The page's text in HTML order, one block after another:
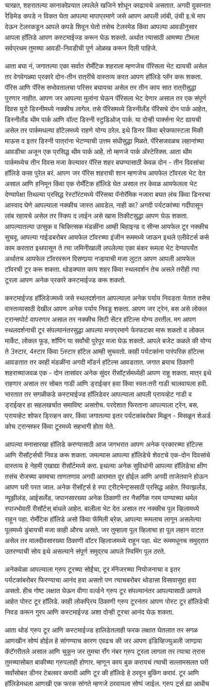
चाखत, शहरातल्या कानाकोपर्‍यात लपलेले खजिने शोधून काढायचे असतात. अगदी दुकानात
रेेडिमेड कपडे न विकत घेता आपल्या मापाप्रमाणे जसे आपण आपली लांबी, उंची इ.चे माप
देऊन टेलरकडून आपले कपडे शिवून घेतो तसेच टेलरमेड किंवा आपल्या आवडीनुसार
आपला हॉलिडे आपण कस्टमाईज्ड करून घेऊ शकतो. अर्थात त्यासाठी आमच्या टीमला
सर्वप्रथम तुमच्या आवडी-निवडीची पूर्ण ओळख करून दिली पाहिजे.
आता बघा नं, जगातल्या एका सर्वात रोमँटिक शहराला म्हणजेच पॅरिसला भेट द्यायची असेल
तर वेगवेगळ्या प्रकारे दोन-तीन रात्रींचे वास्तव्य करत आपण हॉलिडे प्लॅन करू शकता.
पॅरिस आणि पॅरिस सभोवतालचा परिसर बघायचा असेल तर तीन काय सात रात्रीसुद्धा
पुरणार नाहीत. आपण जर आपल्या मुलांना घेऊन पॅरिसला भेट देणार असाल तर एक संपूर्ण
दिवस युरो डिस्नीमध्ये नक्कीच लागेल. तसे पॅरिसमध्ये डिस्नीलँड पॅरिसचे दोन पार्क आहेत,
डिस्नीलँड थीम पार्क आणि वॉल्ट डिस्नी स्टुडिओज् पार्क. या दोन्ही पार्क्सना भेट द्यायची
असेल तर पार्कमधल्या हॉटेलमध्ये राहणे योग्य ठरेल. इथे डिनर किंवा ब्रेकफास्टला मिकी
माऊस व इतर डिस्नी पात्रांना भेटण्याची उत्तम संधीसुद्धा मिळते. पॅरिसजवळच लहानांच्या
आवडीचा अजून एक प्रसिद्ध थीम पार्क आहेे, तो म्हणजे पार्क अ‍ॅस्टेरिक्स. आता थीम
पार्कमध्येच तीन दिवस मजा केल्यावर पॅरिस शहर बघण्यासाठी केवळ दोन - तीन दिवसांचा
हॉलिडे कसा पुरेल बरं. आपण जर पॅरिस शहराची शान म्हणजेच आयफेल टॉवरला भेट देत
असाल आणि हनिमून किंवा एक रोमँटिक हॉलिडे घेत असाल तर केवळ आयफेलला भेट
देण्यापेक्षा तिथल्या प्रसिद्ध रेस्टॉरंटमध्ये पॅरिसचा पॅनोरॅमिक नजारा बघत लंच किंवा डिनरचा
आस्वाद घेणे आपल्याला नक्कीच जास्त आवडेल, नाही का? अगदी पर्यटकांच्या गर्दीपासून
लांब रहायचे असेल तर स्किप द लाईन असे खास तिकीटसुद्धा आपण घेऊ शकता.
आपल्यातल्या उत्सुक व चिकित्सक मंडळींना आम्ही बिहाइन्ड द सीन्स आयफेल टूर नक्कीच
सुचवू. आपल्या गाईडबरोबर आयफेल टॉवरच्या इंजीन रूममध्ये जाऊन इथले एलीवेटर्स कसे
काम करतात इथपासून ते त्या जमिनीखाली लपलेल्या एका बंकर रूमला भेट देण्यापर्यंत
अर्थातच आयफेल टॉवरवरून दिसणार्‍या नजार्‍याची मजा लुटत आपण आपली आयफेल
टॉवरची टूर करू शकता. थोडक्यात काय शहर किंवा स्थलदर्शन तेच असले तरीही त्या
टूरला आपण अनेक प्रकारे कस्टमाईज्ड करू शकतो.
कस्टमाईज्ड हॉलिडेज्मध्ये जसे स्थलदर्शनात आपल्याला अनेक पर्याय निवडता येतात तसेच
वास्तव्यासाठी देखील आपण अनेक पर्याय निवडू शकता. आपण जर ट्रेन, बस असे लोकल
ट्रान्सपोर्ट वापरणार असाल तर नक्कीच सिटी सेंटर हॉटेल्स योग्य ठरतील. मग आपण
स्थलदर्शनाची टूर संपल्यानंतरसुद्धा आपल्या मनाप्रमाणे फेरफटका मारू शकतो व लोकल
मार्केट, लोकल फूड, शॉपिंग या सर्वांची पुरेपूर मजा घेऊ शकतो. आपले बजेट कळले की योग्य
ते 3स्टार, 4स्टार किंवा 5स्टार हॉटेल आम्ही सुचवतो. काही पर्यटकांना पारंपरिक हॉटेल्स
आवडतात तर काही मंडळींना अगदी मॉडर्न हॉटेल्स आवडतात. जगात बर्‍याच ठिकाणी
शहराच्याजवळ एक - दोन तासांवर अनेक सुंदर रीसॉर्ट्समध्येही आपण राहू शकता. मात्र इथे
राहणार असाल तर सोबत गाडी आणि ड्राईव्हर हवा किंवा स्वतःतरी गाडी चालवायला हवी.
भारतात तर सगळीकडे कस्टमाईज्ड हॉलिडेवर आपल्याला आपली प्रायव्हेट गाडी व
ड्राईव्हर हा सहलखर्चात समाविष्ट असतोच. परदेशात फिरताना आपल्याला ट्रेन, बस,
प्रायव्हेट शोफर ड्रिव्हन कार, किंवा जगातल्या इतर पर्यटकांबरोबर मिळून - मिसळून शेअर्ड
कोच ट्रान्सफर किंवा टूरमध्ये सहभागी होता येते.
आपल्या मनासारखा हॉलिडे करण्यासाठी आज जगभरात आपण अनेक प्रकारच्या हॉटेल्स
आणि रीसॉर्ट्सची निवड करू शकता. जमल्यास आपल्या हॉलिडेचे शेवटचे एक-दोन दिवसांचे
वास्तव्य हे नेहमी एखाद्या रीसॉर्टमध्ये करा. इथल्या अनेक सुविधांनी आपल्या हॉलिडेचा क्षीण
तसंच रोजच्या कामाचा ताणतणाव अगदी आरामात दूर होईल आणि अगदी ताजेतवाने होऊन
आपण घरी परत जाल. अनेक रीसॉर्ट्स हे स्पा ट्रीटमेन्ट्ससाठी प्रसिद्ध आहेत. स्वित्झर्लंड,
न्यूझीलंड, आईसलँड, जपानसारख्या अनेक ठिकाणी तर नैसर्गिक गरम पाण्याच्या थर्मल
स्पाज्भोवती रीसॉर्टस् बांधले आहेत. बालीला भेट देत असाल तर नक्कीच पूल व्हिलामध्ये
राहून पहा. रोमँटिक हॉलिडे असो किंवा फॅमिली ब्रेक, आपल्या रूमलाच लागून असलेल्या
पूलमध्ये डुंबायची मजा काही औरच असते. जर तुम्हाला पूल व्हिलाचा हा पूल लहान वाटत
असेल तर मालदीवसारख्या ठिकाणी वॉटर व्हिलाजमध्ये राहून पहा. थेट रूममधूनच समुद्रात
उतरण्याची सोय इथे असल्याने संपूर्ण समुद्रच आपले स्विमिंग पूल ठरते.
अनेकवेळा आपल्याला ग्रुप टूरच्या सोईंचा, टूर मॅनेजरच्या नियोजनाचा व इतर
पर्यटकांबरोबर फिरण्याचा आनंद हवा असतो पण त्याचबरोबर थोडासा विसावासुद्दा हवा
असतो. हीच गोष्ट लक्षात घेऊन वीणा वर्ल्डने ग्रुप टूर संपल्यानंतर आपल्यासाठी आणले
आहेत पोस्ट टूर हॉलिडे. काही लोकप्रिय ठिकाणी ग्रुप टूरनंतर आपण पोस्ट टूर हॉलिडेची
निवड करून गु्रप आणि कस्टमाईज्ड अशा दोन्ही टूरचा आनंद घेऊ शकता.
आता थोडं ग्रुप टूर आणि कस्टमाईज्ड हालिडेतलाही फरक लक्षात घेतलात तर सगळ
आणखीन सोप्पं होईल हे सांगण्याच कारण एवढच की जर आपण इंडिव्हिज्युअली जाणार्‍या
कॅटॅगरीतले असाल आणि चुकून जर तुमचा राँग नंबर ग्रुप टूरला लागला तर त्याचा त्रास
तुमच्यासोबत बाकीच्या ग्रुपलाही होणार. म्हणून काय बुक करायचं त्याची सल्लामसलत घरी
सर्वांसोबत डीनर टेबलवर करावी आणि टूर की हॉलिडे हे ठरवून बुकिंग करावं. टूर आणि
हॉलिडेमधला आणखी एक फरक सांगते म्हणजे ठरवायला सोप्पं जाईल. ग्रुप टूर्स ह्या आधीच